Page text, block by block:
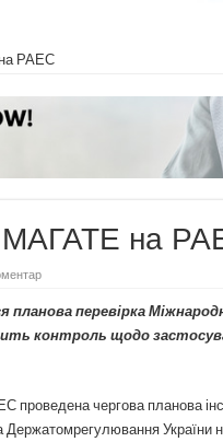
на РАЕС
МАГАТЕ на
перевірка
контроль щодо
чергова планова
Держатомрегулювання